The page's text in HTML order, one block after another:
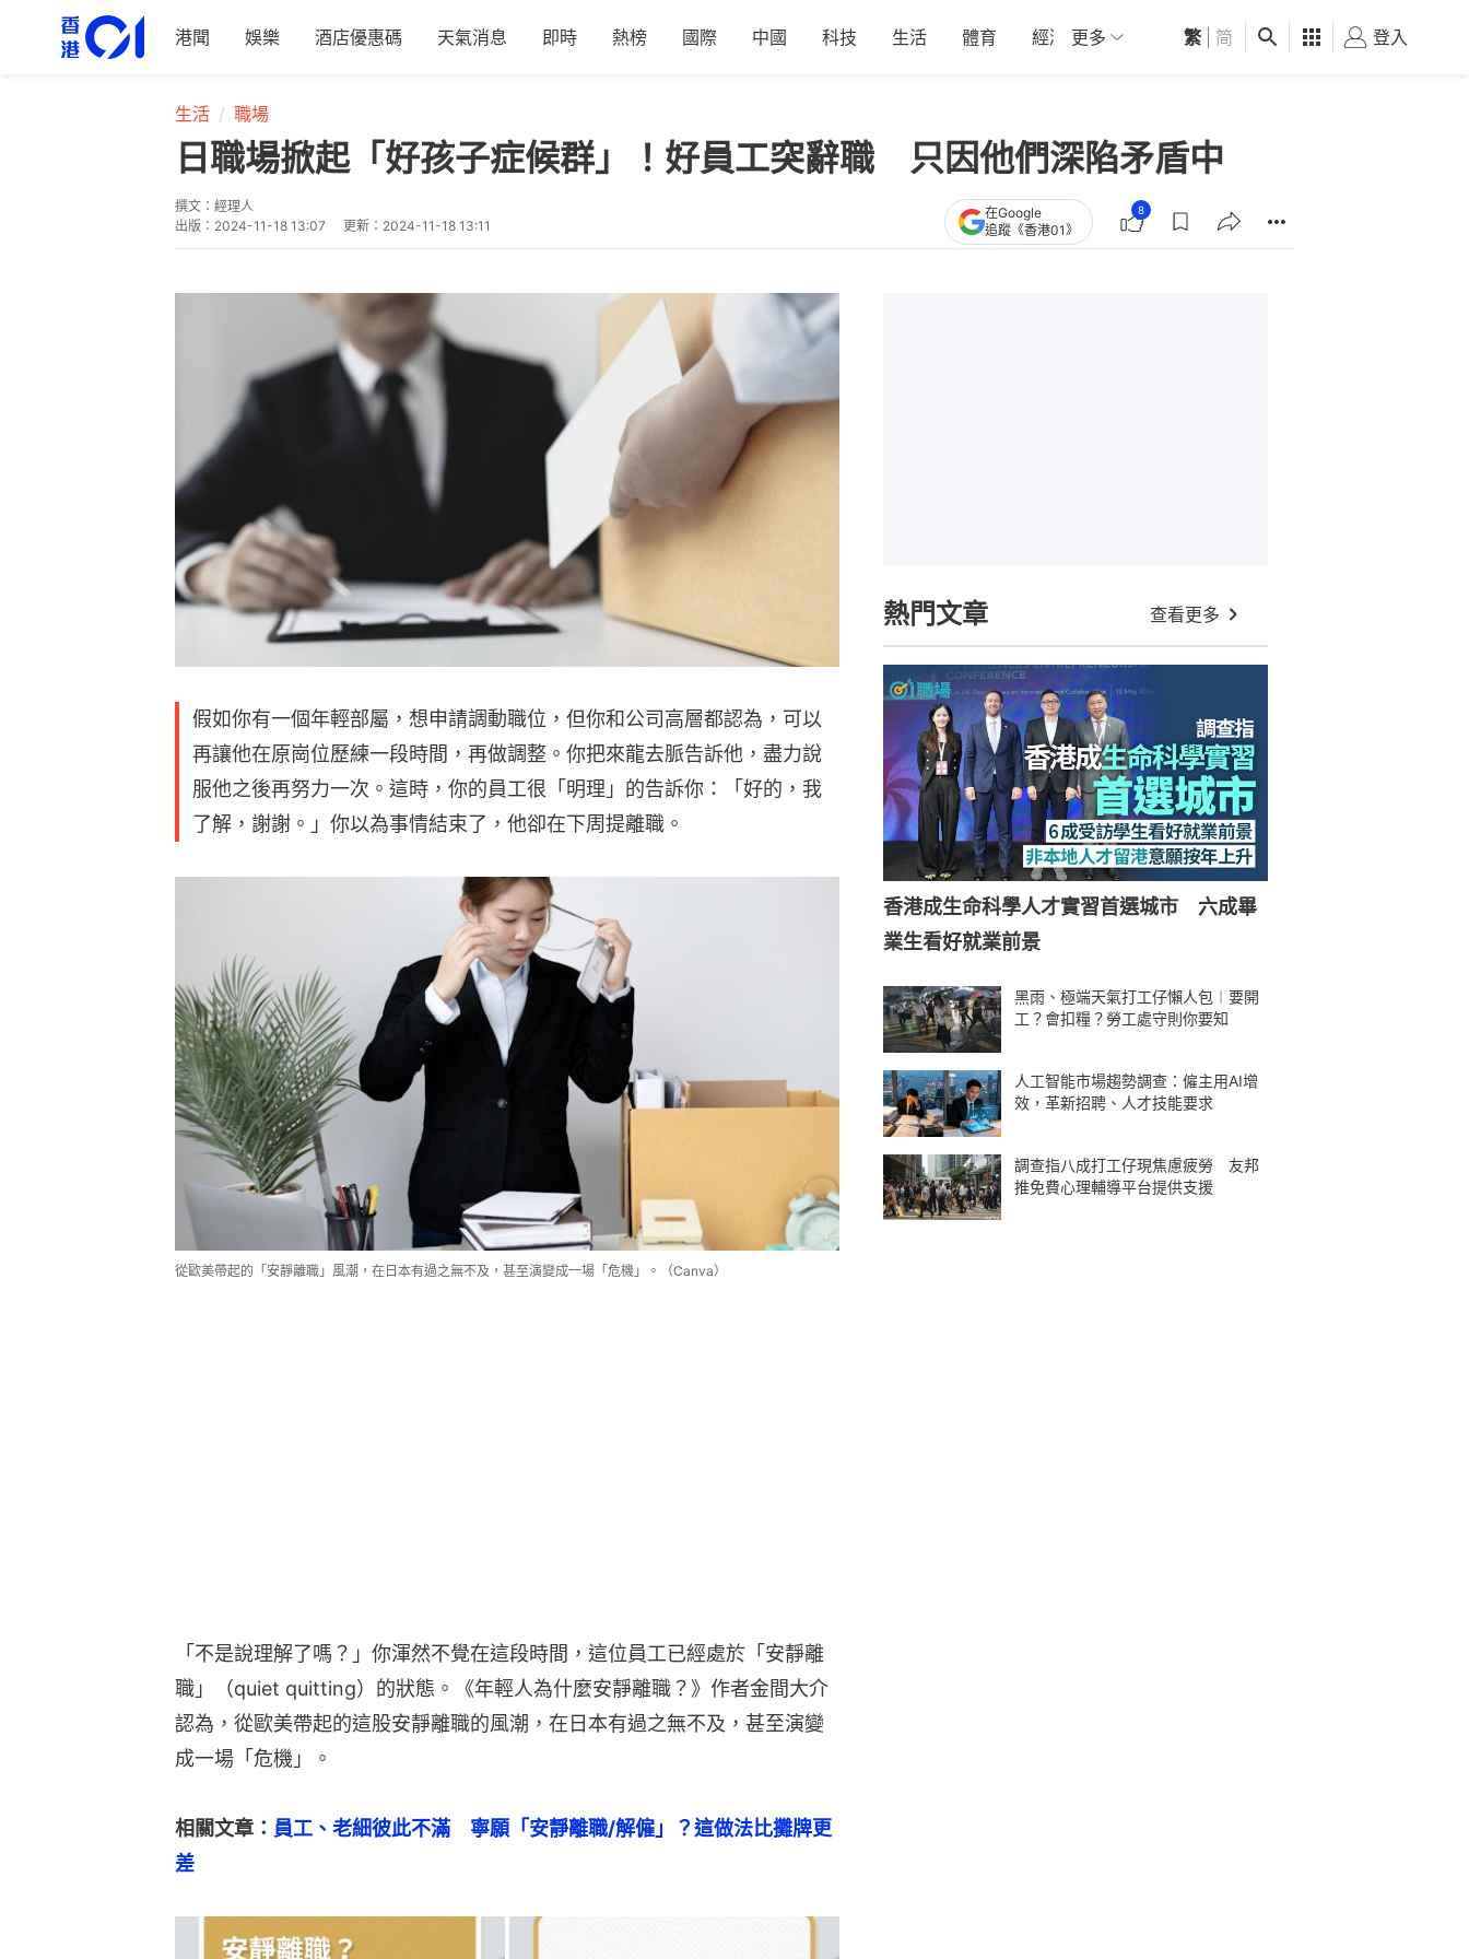
港聞 娛樂 酒店優惠碼 天氣消息 即時 熱榜 國際 中國 科技 生活 體育 經濟 01深圳 觀點 健康 好食玩飛
更多 繁 简 登入
生活 職場
日職場掀起「好孩子症候群」！好員工突辭職 只因他們深陷矛盾中
撰文： 經理人
出版： 2024-11-18 13:07 更新： 2024-11-18 13:11
在Google
追蹤《香港01》
8
假如你有一個年輕部屬，想申請調動職位，但你和公司高層都認為，可以
再讓他在原崗位歷練一段時間，再做調整。你把來龍去脈告訴他，盡力說
服他之後再努力一次。這時，你的員工很「明理」的告訴你：「好的，我
了解，謝謝。」你以為事情結束了，他卻在下周提離職。
從歐美帶起的「安靜離職」風潮，在日本有過之無不及，甚至演變成一場「危機」。（Canva）
「不是說理解了嗎？」你渾然不覺在這段時間，這位員工已經處於「安靜離
職」（quiet quitting）的狀態。《年輕人為什麼安靜離職？》作者金間大介
認為，從歐美帶起的這股安靜離職的風潮，在日本有過之無不及，甚至演變
成一場「危機」。
相關文章： 員工、老細彼此不滿　寧願「安靜離職/解僱」？這做法比攤牌更
差
熱門文章 查看更多
香港成生命科學人才實習首選城市 六成畢
業生看好就業前景
黑雨、極端天氣打工仔懶人包︱要開
工？會扣糧？勞工處守則你要知
人工智能市場趨勢調查：僱主用AI增
效，革新招聘、人才技能要求
調查指八成打工仔現焦慮疲勞 友邦
推免費心理輔導平台提供支援